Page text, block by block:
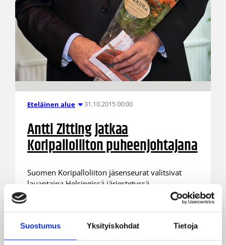
Suostumus Yksityiskohdat Tietoja
Eteläinen alue 31.10.2015 00:00
Antti Zitting jatkaa
Koripalloliiton puheenjohtajana
Suomen Koripalloliiton jäsenseurat valitsivat
lauantaina Helsingissä järjestetyssä
liittokokouksessa Antti Zittingin jatkokaudelle
suuntaviivat Koripalloliiton toiminnalle
seuraavalle nelivuotiskaudelle.